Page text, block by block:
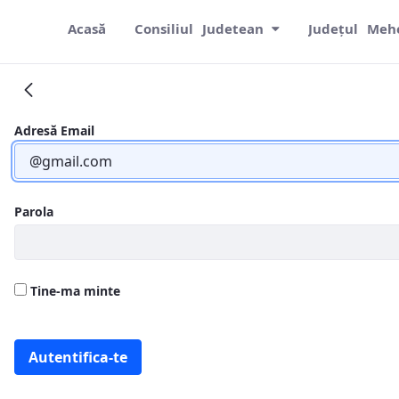
Acasă Consiliul Judetean Județul
Adresă Email
Parola
Tine-ma minte
Autentifica-te